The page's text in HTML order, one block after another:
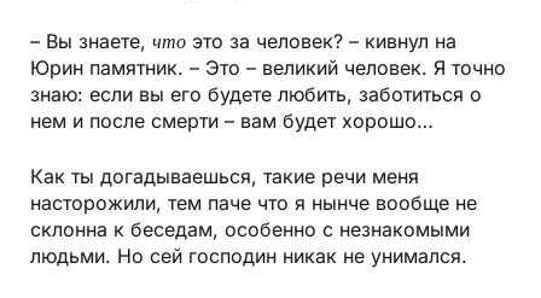
– Вы знаете, что это за человек? – кивнул на
Юрин памятник. – Это – великий человек. Я точно
знаю: если вы его будете любить, заботиться о
нем и после смерти – вам будет хорошо…
Как ты догадываешься, такие речи меня
насторожили, тем паче что я нынче вообще не
склонна к беседам, особенно с незнакомыми
людьми. Но сей господин никак не унимался.